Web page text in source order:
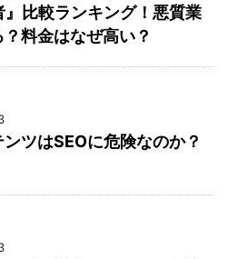
』比較ランキング！悪質業
料金はなぜ高い？
ツはSEOに危険なのか？